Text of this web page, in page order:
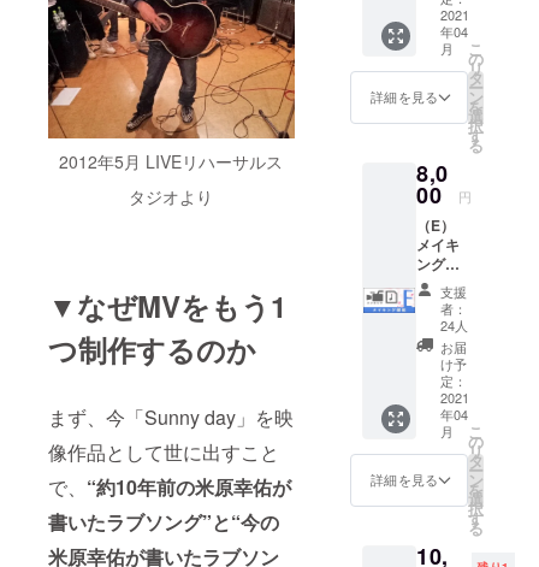
2012年5月 LIVEリハーサルス
タジオより
▼なぜMVをもう1
つ制作するのか
まず、今「Sunny day」を映
像作品として世に出すこと
で、 “約10年前の米原幸佑が
書いたラブソング”と“今の
米原幸佑が書いたラブソン
予定な
ので、
実質、
最速で
見て頂
MV完成
鑑賞会
トーク&
ミニラ
イブ配
信ご招
待
イブ2週
間予定)
▼MV撮
影時の
写真に
デジタ
ルサイ
ンを入
れた画
像デー
タ ---
2021年
4月10日
に東京
某所で
開催す
るイベ
待。た
2021
年04
月
詳細を見る
こ
の
リ
タ
ー
ン
を
選
択
す
る
8,0
00 円
（E）
メイキ
ング堪
能コー
ス
▼「春
ヒ桜」
音源
データ
▼「春
ヒ桜」
MVメイ
キング
映像
データ
(15分予
MV撮影
支援
者：
24人
お届
け予
定：
2021
年04
月
詳細を見る
こ
の
リ
タ
ー
ン
を
選
択
す
る
10,